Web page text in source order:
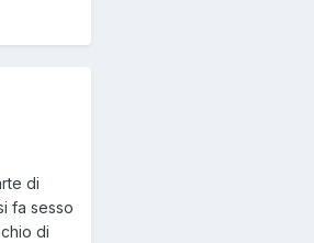
di
fa sesso
di